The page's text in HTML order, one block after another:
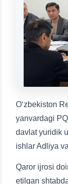
Oʻzbekiston
yanvardagi
davlat yuridik
ishlar Adliya
Qaror ijrosi
etilgan
savollar chiqadi: